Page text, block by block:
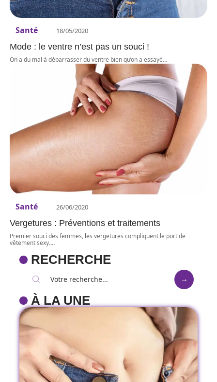
Santé 18/05/2020
Mode : le ventre n’est pas un souci !
On a du mal à débarrasser du ventre bien qu’on a essayé…
Santé 26/06/2020
Vergetures : Préventions et traitements
Premier souci des femmes, les vergetures compliquent le port de
vêtement sexy.…
RECHERCHE
À LA UNE